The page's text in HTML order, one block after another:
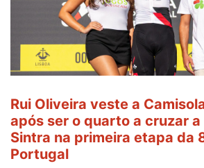
Camisola
Amarela
ao
da
etapa
da
Volta
a
Rui Oliveira veste a
após ser o quarto a cruzar a
Sintra na primeira etapa da
Portugal